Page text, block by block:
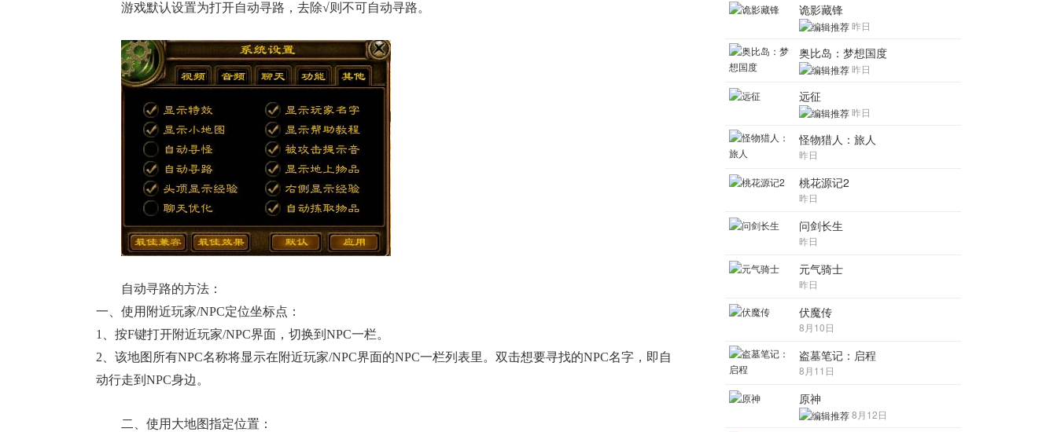
游戏默认设置为打开自动寻路，去除√则不可自动寻路。
自动寻路的方法：
一、使用附近玩家/NPC定位坐标点：
1、按F键打开附近玩家/NPC界面，切换到NPC一栏。
2、该地图所有NPC名称将显示在附近玩家/NPC界面的NPC一栏列表里。双击想要寻找的NPC名字，即自
动行走到NPC身边。
二、使用大地图指定位置：
诡影藏锋
昨日
奥比岛：梦想国度
昨日
远征
昨日
怪物猎人：旅人
昨日
桃花源记2
昨日
问剑长生
昨日
元气骑士
昨日
伏魔传
8月10日
盗墓笔记：启程
8月11日
原神
8月12日